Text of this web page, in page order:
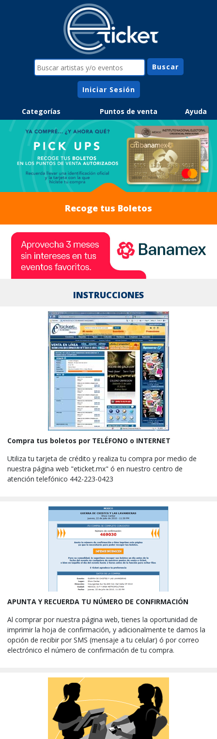
Iniciar Sesión
Categorías Puntos de venta Ayuda
Recoge tus Boletos
INSTRUCCIONES
Compra tus boletos por TELÉFONO o INTERNET
Utiliza tu tarjeta de crédito y realiza tu compra por medio de
nuestra página web "eticket.mx" ó en nuestro centro de
atención telefónico 442-223-0423
APUNTA Y RECUERDA TU NÚMERO DE CONFIRMACIÓN
Al comprar por nuestra página web, tienes la oportunidad de
imprimir la hoja de confirmación, y adicionalmente te damos la
opción de recibir por SMS (mensaje a tu celular) ó por correo
electrónico el número de confirmación de tu compra.